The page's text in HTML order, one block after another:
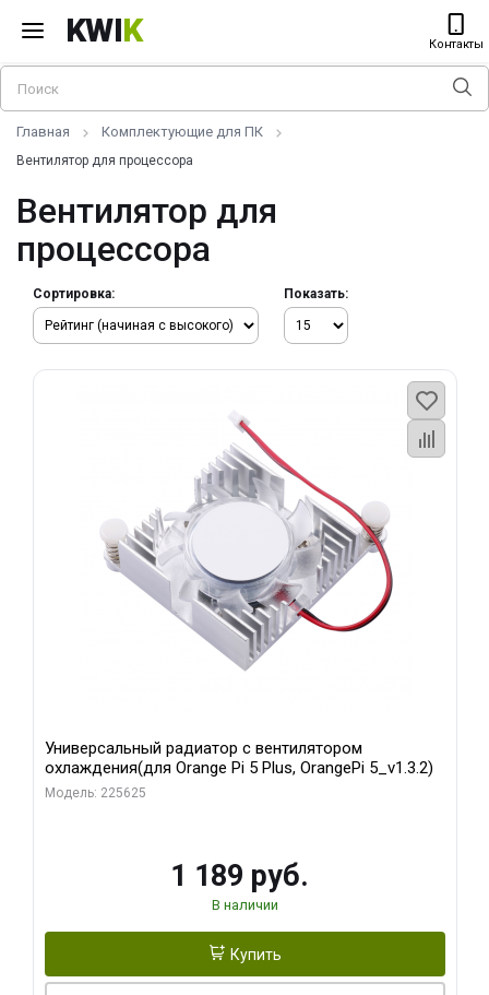
KWIK Контакты
Главная Комплектующие для ПК
Вентилятор для процессора
Вентилятор для
процессора
Сортировка: Показать:
Универсальный радиатор с вентилятором
охлаждения(для Orange Pi 5 Plus, OrangePi 5_v1.3.2)
Модель: 225625
1 189 руб.
В наличии
Купить